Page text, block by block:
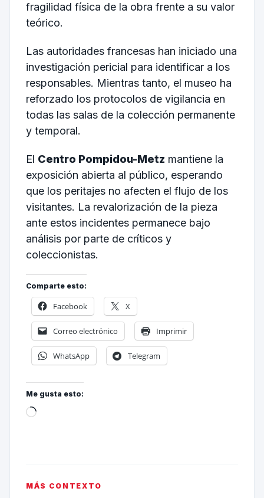
fragilidad física de la obra frente a su valor
teórico.
Las autoridades francesas han iniciado una
investigación pericial para identificar a los
responsables. Mientras tanto, el museo ha
reforzado los protocolos de vigilancia en
todas las salas de la colección permanente
y temporal.
El Centro Pompidou-Metz mantiene la
exposición abierta al público, esperando
que los peritajes no afecten el flujo de los
visitantes. La revalorización de la pieza
ante estos incidentes permanece bajo
análisis por parte de críticos y
coleccionistas.
Comparte esto:
Facebook X
Correo electrónico Imprimir
WhatsApp Telegram
Me gusta esto:
MÁS CONTEXTO